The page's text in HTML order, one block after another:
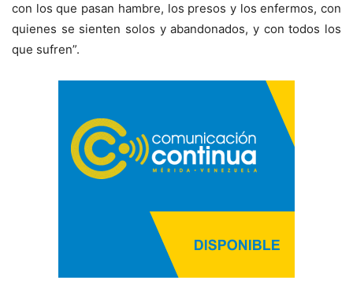
con los que pasan hambre, los presos y los enfermos, con
quienes se sienten solos y abandonados, y con todos los
que sufren”.